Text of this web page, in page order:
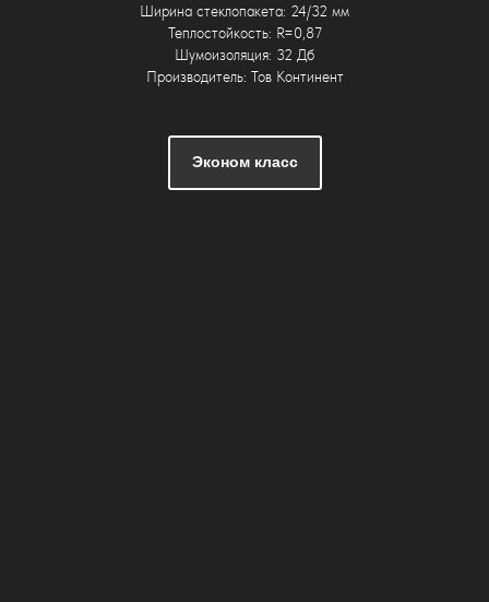
Ширина стеклопакета: 24/32 мм
Теплостойкость: R=0,87
Шумоизоляция: 32 Дб
Производитель: Тов Континент
Эконом класс